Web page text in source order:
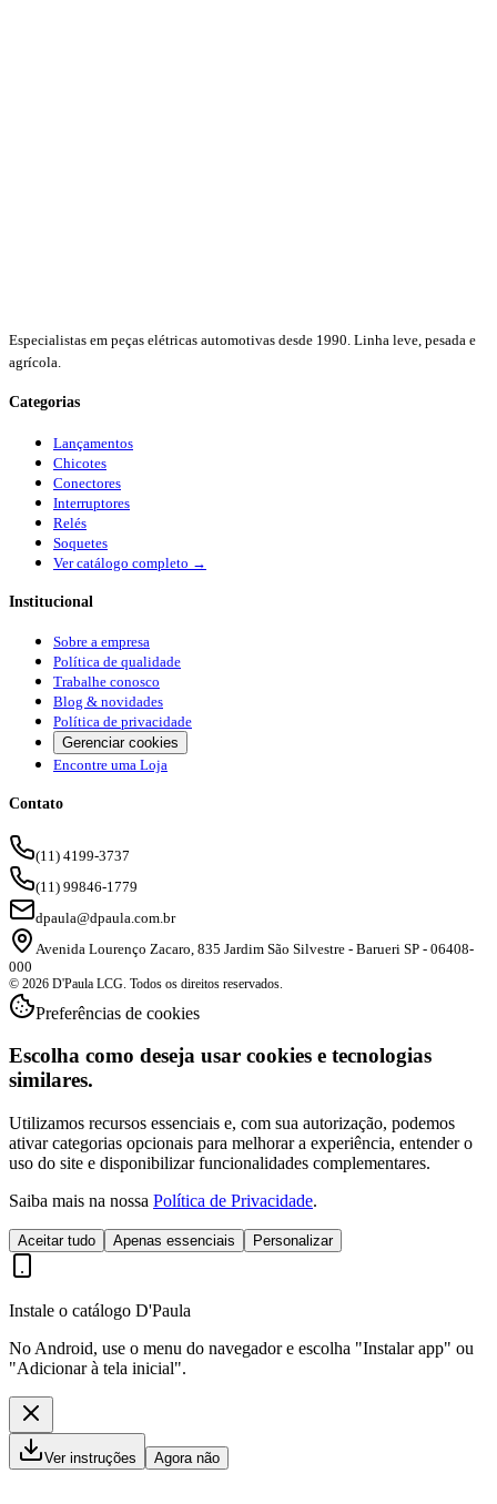
Especialistas em peças elétricas automotivas desde 1990. Linha leve, pesada e
agrícola.
Categorias
Lançamentos
Chicotes
Conectores
Interruptores
Relés
Soquetes
Ver catálogo completo →
Institucional
Sobre a empresa
Política de qualidade
Trabalhe conosco
Blog & novidades
Política de privacidade
Gerenciar cookies
Encontre uma Loja
Contato
(11) 4199-3737
(11) 99846-1779
dpaula@dpaula.com.br
Avenida Lourenço Zacaro, 835 Jardim São Silvestre - Barueri SP - 06408-
000
© 2026 D'Paula LCG. Todos os direitos reservados.
Preferências de cookies
Escolha como deseja usar cookies e tecnologias
similares.
Utilizamos recursos essenciais e, com sua autorização, podemos
ativar categorias opcionais para melhorar a experiência, entender o
uso do site e disponibilizar funcionalidades complementares.
Saiba mais na nossa Política de Privacidade.
Aceitar tudo Apenas essenciais Personalizar
Instale o catálogo D'Paula
No Android, use o menu do navegador e escolha "Instalar app" ou
"Adicionar à tela inicial".
Ver instruções Agora não